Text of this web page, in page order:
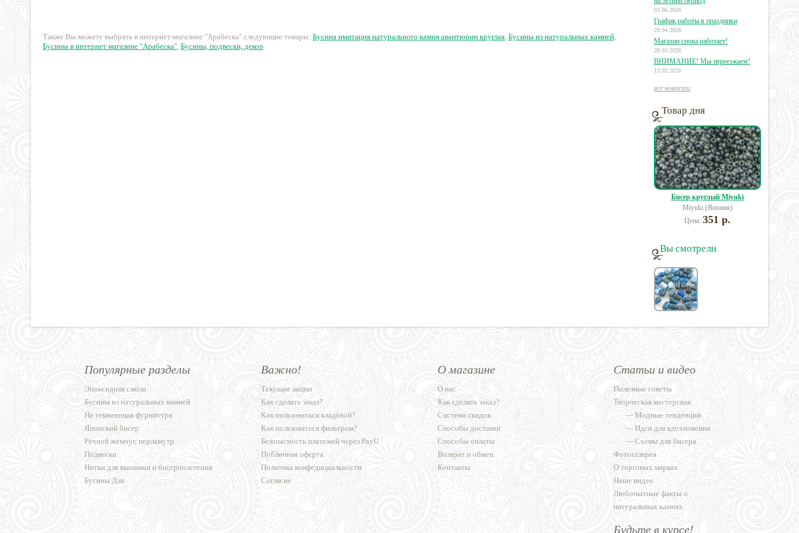
15 руб. 8 руб.
Также Вы можете выбрать в интернет-магазине "Арабеска" следующие товары: Бусина имитация натурального камня авантюрин круглая, Бусины из натуральных камней,
Бусины в интернет магазине "Арабеска", Бусины, подвески, декор
03.06.2026
График работы в праздники
29.04.2026
Магазин снова работает!
28.03.2026
ВНИМАНИЕ! Мы переезжаем!
13.03.2026
все новости
Товар дня
Бисер круглый Miyuki
Miyuki (Япония)
Цена: 351 р.
Вы смотрели
Популярные разделы
Эпоксидная смола
Бусины из натуральных камней
Не темнеющая фурнитура
Японский бисер
Речной жемчуг, перламутр
Подвески
Нитки для вышивки и бисероплетения
Бусины Дзи
Важно!
Текущие акции
Как сделать заказ?
Как пользоваться кладовой?
Как пользоваться фильтром?
Безопасность платежей через PayU
Публичная оферта
Политика конфедициальности
Согласие
О магазине
О нас
Как сделать заказ?
Система скидок
Способы доставки
Способы оплаты
Возврат и обмен
Контакты
Статьи и видео
Полезные советы
Творческая мастерская
—Модные тенденции
—Идеи для вдохновения
—Схемы для бисера
Фотогалерея
О торговых марках
Наше видео
Любопытные факты о
натуральных камнях
Будьте в курсе!